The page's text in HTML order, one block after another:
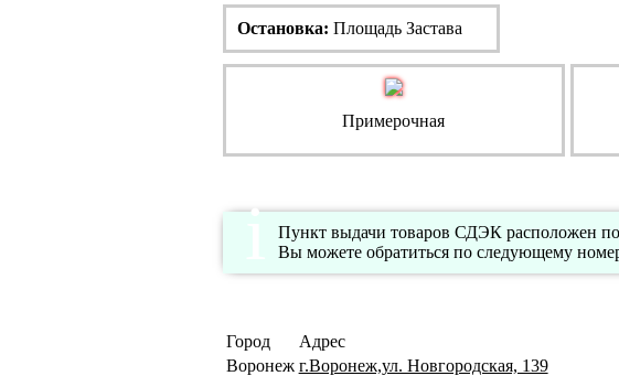
Остановка: Площадь Застава
Примерочная
Пункт выдачи товаров СДЭК расположен
Вы можете обратиться по следующему
Город Адрес
Воронеж г.Воронеж,ул. Новгородская, 139